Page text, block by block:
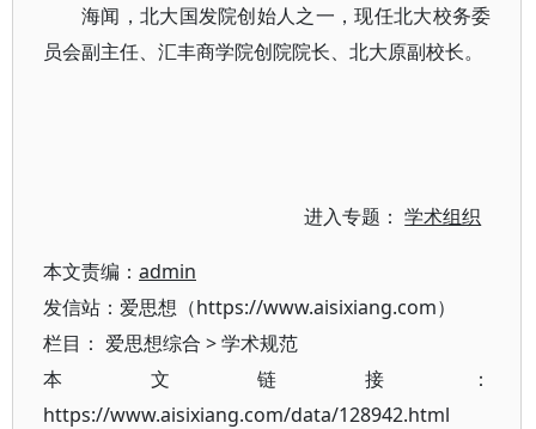
海闻，北大国发院创始人之一，现任北大校务委
员会副主任、汇丰商学院创院院长、北大原副校长。
进入专题：学术组织
本文责编： admin
发信站：爱思想（https://www.aisixiang.com）
栏目： 爱思想综合 >学术规范
本文链接：
https://www.aisixiang.com/data/128942.html